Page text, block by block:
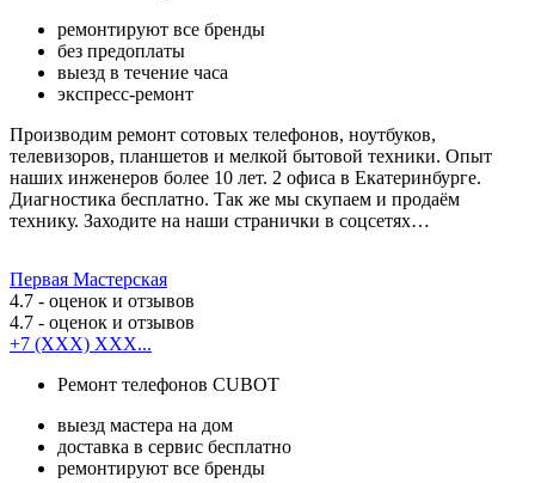
ремонтируют все бренды
без предоплаты
выезд в течение часа
экспресс-ремонт
Производим ремонт сотовых телефонов, ноутбуков,
телевизоров, планшетов и мелкой бытовой техники. Опыт
наших инженеров более 10 лет. 2 офиса в Екатеринбурге.
Диагностика бесплатно. Так же мы скупаем и продаём
технику. Заходите на наши странички в соцсетях…
Первая Мастерская
4.7 - оценок и отзывов
4.7 - оценок и отзывов
+7 (XXX) XXX...
Ремонт телефонов CUBOT
выезд мастера на дом
доставка в сервис бесплатно
ремонтируют все бренды